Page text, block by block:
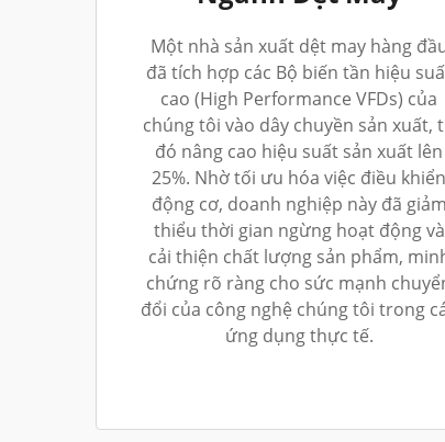
Một nhà sản xuất dệt may hàng
đã tích hợp các Bộ biến tần hiệu
cao (High Performance VFDs) của
chúng tôi vào dây chuyền sản xuất,
đó nâng cao hiệu suất sản xuất lên
25%. Nhờ tối ưu hóa việc điều khiển
động cơ, doanh nghiệp này đã giảm
thiểu thời gian ngừng hoạt động và
cải thiện chất lượng sản phẩm,
chứng rõ ràng cho sức mạnh
đổi của công nghệ chúng tôi trong
ứng dụng thực tế.